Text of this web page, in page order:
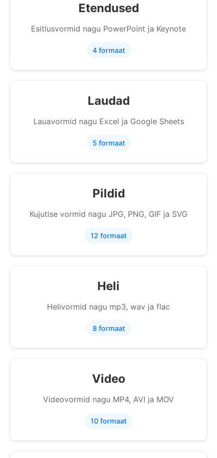
Etendused
Esitlusvormid nagu PowerPoint ja Keynote
4 formaat
Laudad
Lauavormid nagu Excel ja Google Sheets
5 formaat
Pildid
Kujutise vormid nagu JPG, PNG, GIF ja SVG
12 formaat
Heli
Helivormid nagu mp3, wav ja flac
8 formaat
Video
Videovormid nagu MP4, AVI ja MOV
10 formaat